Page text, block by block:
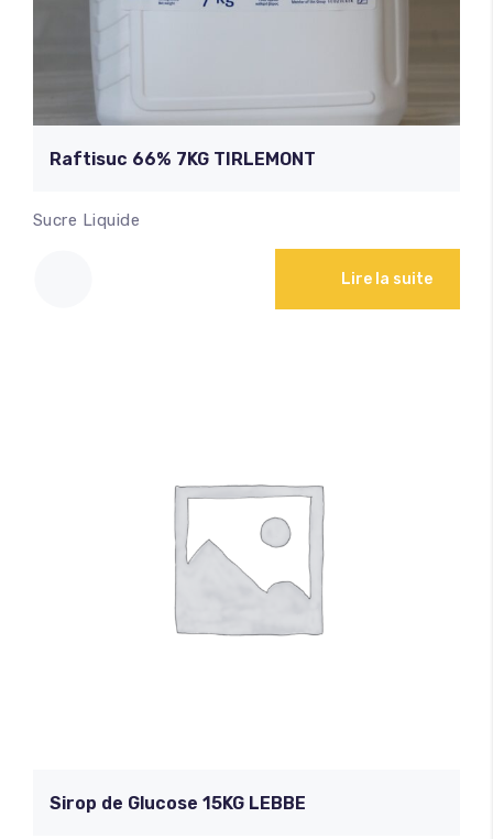
Raftisuc 66% 7KG TIRLEMONT
Sucre Liquide
Lire la suite
Sirop de Glucose 15KG LEBBE